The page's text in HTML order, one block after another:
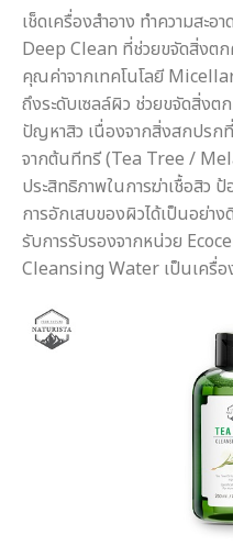
เช็ดเครื่องสำอาง ทำความสะ
Deep Clean ที่ช่วยขจัดสิ่งต
คุณค่าจากเทคโนโลยี Micellar
ถึงระดับเซลล์ผิว ช่วยขจัดสิ่ง
ปัญหาสิว เนื่องจากสิ่งสกปรก
จากต้นทีทรี (Tea Tree /
ประสิทธิภาพในการฆ่าเชื้อสิว
การอักเสบของผิวได้เป็นอย่า
รับการรับรองจากหน่วย
Cleansing Water เป็นเครื่อ